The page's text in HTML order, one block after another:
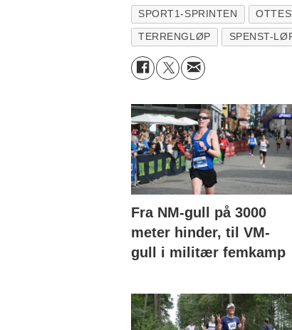
SPORT1-SPRINTEN
TERRENGLØP SPENST-
Fra NM-gull på 3000
meter hinder, til VM-
gull i militær femkamp